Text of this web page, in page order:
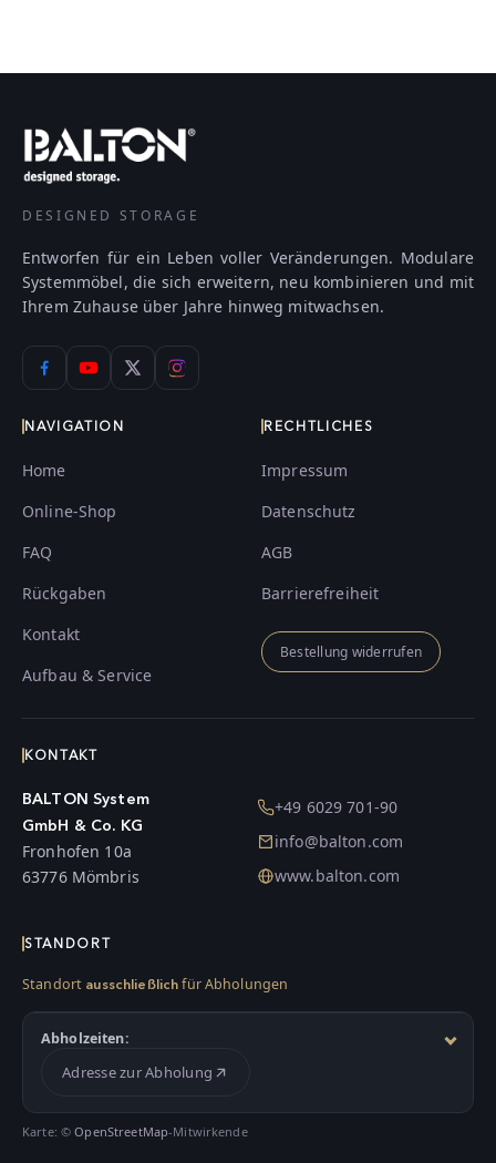
DESIGNED STORAGE
Entworfen für ein Leben voller Veränderungen. Modulare
Systemmöbel, die sich erweitern, neu kombinieren und mit
Ihrem Zuhause über Jahre hinweg mitwachsen.
NAVIGATION
Home
Online-Shop
FAQ
Rückgaben
Kontakt
Aufbau & Service
RECHTLICHES
Impressum
Datenschutz
AGB
Barrierefreiheit
Bestellung widerrufen
KONTAKT
BALTON System
GmbH & Co. KG
Fronhofen 10a
63776 Mömbris
+49 6029 701-90
info@balton.com
www.balton.com
STANDORT
Standort ausschließlich für Abholungen
Abholzeiten:
Adresse zur Abholung
Karte: ©OpenStreetMap-Mitwirkende